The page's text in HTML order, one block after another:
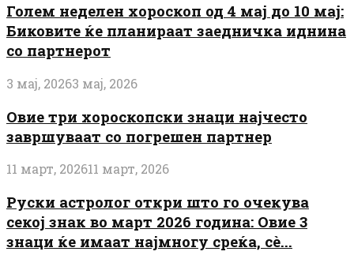
Голем неделен хороскоп од 4 мај до 10 мај:
Биковите ќе планираат заедничка иднина
со партнерот
3 мај, 20263 мај, 2026
Овие три хороскопски знаци најчесто
завршуваат со погрешен партнер
11 март, 202611 март, 2026
Руски астролог откри што го очекува
секој знак во март 2026 година: Овие 3
знаци ќе имаат најмногу среќа, сè...